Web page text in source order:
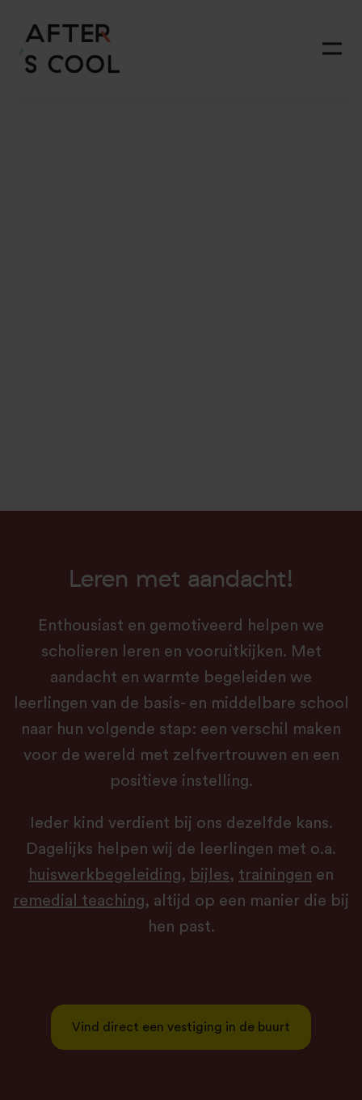
Leren met aandacht!
Enthousiast en gemotiveerd helpen we
scholieren leren en vooruitkijken. Met
aandacht en warmte begeleiden we
leerlingen van de basis- en middelbare school
naar hun volgende stap: een verschil maken
voor de wereld met zelfvertrouwen en een
positieve instelling.
Ieder kind verdient bij ons dezelfde kans.
Dagelijks helpen wij de leerlingen met o.a.
huiswerkbegeleiding, bijles, trainingen en
remedial teaching, altijd op een manier die bij
hen past.
Vind direct een vestiging in de buurt